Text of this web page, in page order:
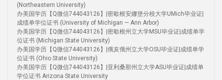
(Northeastern University)
办美国学历【Q微信744043126】|密歇根安娜堡分校大学UMich毕业证|
成绩单学位证书 (University of Michigan — Ann Arbor)
办美国学历【Q微信744043126】|密歇根州立大学MSU毕业证|成绩单学
位证书 (Michigan State University)
办美国学历【Q微信744043126】|俄亥俄州立大学OSU毕业证|成绩单学
位证书 (Ohio State University)
办美国学历【Q微信744043126】|亚利桑那州立大学ASU毕业证|成绩单
学位证书 Arizona State University